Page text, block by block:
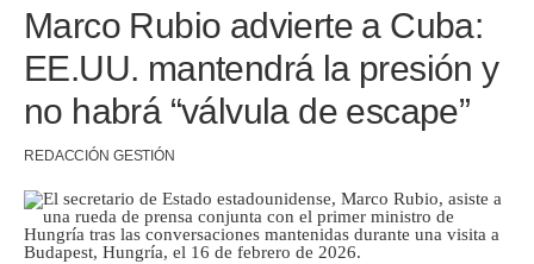
Marco Rubio advierte a Cuba:
EE.UU. mantendrá la presión y
no habrá “válvula de escape”
REDACCIÓN GESTIÓN